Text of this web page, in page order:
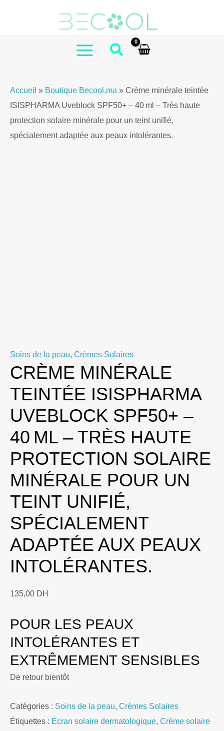
MAIN
Accueil » Boutique Becool.ma » Crème minérale teintée
ISISPHARMA Uveblock SPF50+ – 40 ml – Très haute
protection solaire minérale pour un teint unifié,
spécialement adaptée aux peaux intolérantes.
Soins de la peau, Crèmes Solaires
CRÈME MINÉRALE
TEINTÉE ISISPHARMA
UVEBLOCK SPF50+ –
40 ML – TRÈS HAUTE
PROTECTION SOLAIRE
MINÉRALE POUR UN
TEINT UNIFIÉ,
SPÉCIALEMENT
ADAPTÉE AUX PEAUX
INTOLÉRANTES.
135,00 DH
POUR LES PEAUX
INTOLÉRANTES ET
EXTRÊMEMENT SENSIBLES
De retour bientôt
Catégories : Soins de la peau, Crèmes Solaires
Étiquettes : Écran solaire dermatologique, Crème solaire